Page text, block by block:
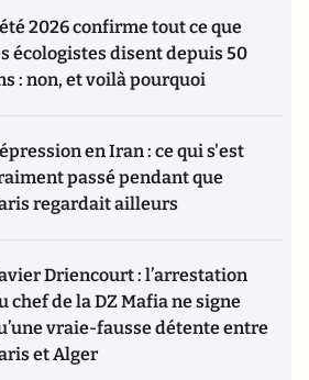
2026 confirme tout ce que
écologistes disent depuis 50
: non, et voilà pourquoi
en Iran : ce qui s'est
passé pendant que
regardait ailleurs
Driencourt : l’arrestation
chef de la DZ Mafia ne signe
vraie-fausse détente entre
et Alger